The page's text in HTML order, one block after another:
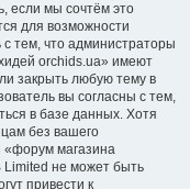
если мы сочтём это
для возможности
тем, что администраторы
orchids.ua» имеют
закрыть любую тему в
вы согласны с тем,
в базе данных. Хотя
без вашего
магазина
Limited не может быть
привести к